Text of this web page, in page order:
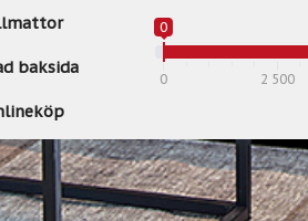
baksida
0
0 2 500